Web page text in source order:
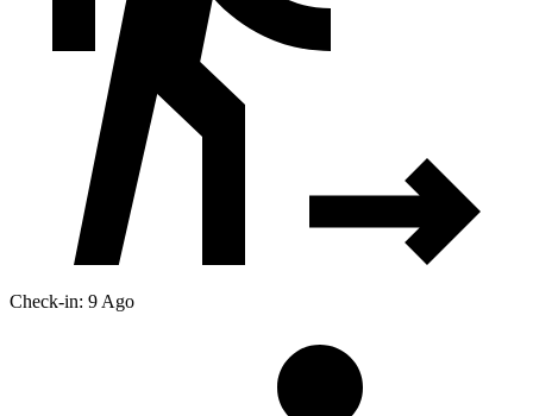
Check-in: 9 Ago